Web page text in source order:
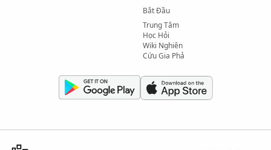
Bắt Đầu
Trung Tâm
Học Hỏi
Wiki Nghiên
Cứu Gia Phả